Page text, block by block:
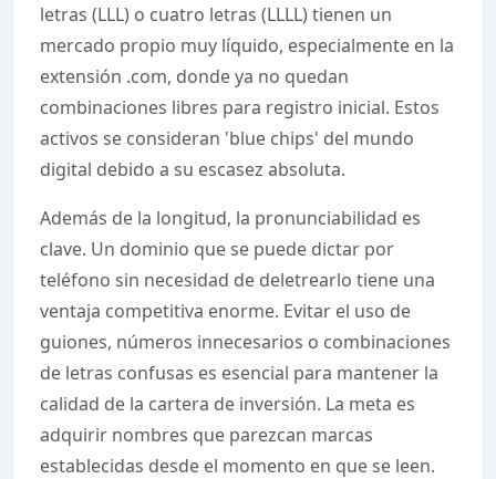
letras (LLL) o cuatro letras (LLLL) tienen un
mercado propio muy líquido, especialmente en la
extensión .com, donde ya no quedan
combinaciones libres para registro inicial. Estos
activos se consideran 'blue chips' del mundo
digital debido a su escasez absoluta.
Además de la longitud, la pronunciabilidad es
clave. Un dominio que se puede dictar por
teléfono sin necesidad de deletrearlo tiene una
ventaja competitiva enorme. Evitar el uso de
guiones, números innecesarios o combinaciones
de letras confusas es esencial para mantener la
calidad de la cartera de inversión. La meta es
adquirir nombres que parezcan marcas
establecidas desde el momento en que se leen.